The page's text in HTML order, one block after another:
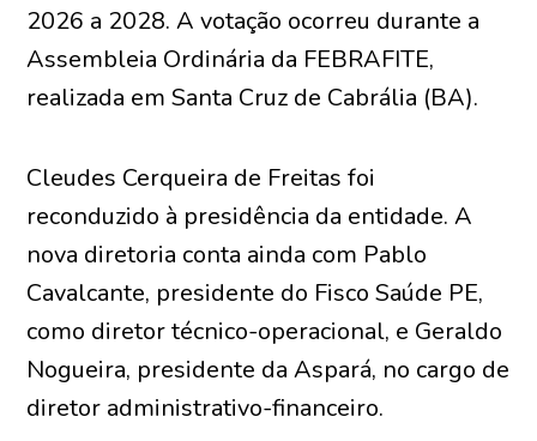
2026 a 2028. A votação ocorreu durante a
Assembleia Ordinária da FEBRAFITE,
realizada em Santa Cruz de Cabrália (BA).
Cleudes Cerqueira de Freitas foi
reconduzido à presidência da entidade. A
nova diretoria conta ainda com Pablo
Cavalcante, presidente do Fisco Saúde PE,
como diretor técnico-operacional, e Geraldo
Nogueira, presidente da Aspará, no cargo de
diretor administrativo-financeiro.